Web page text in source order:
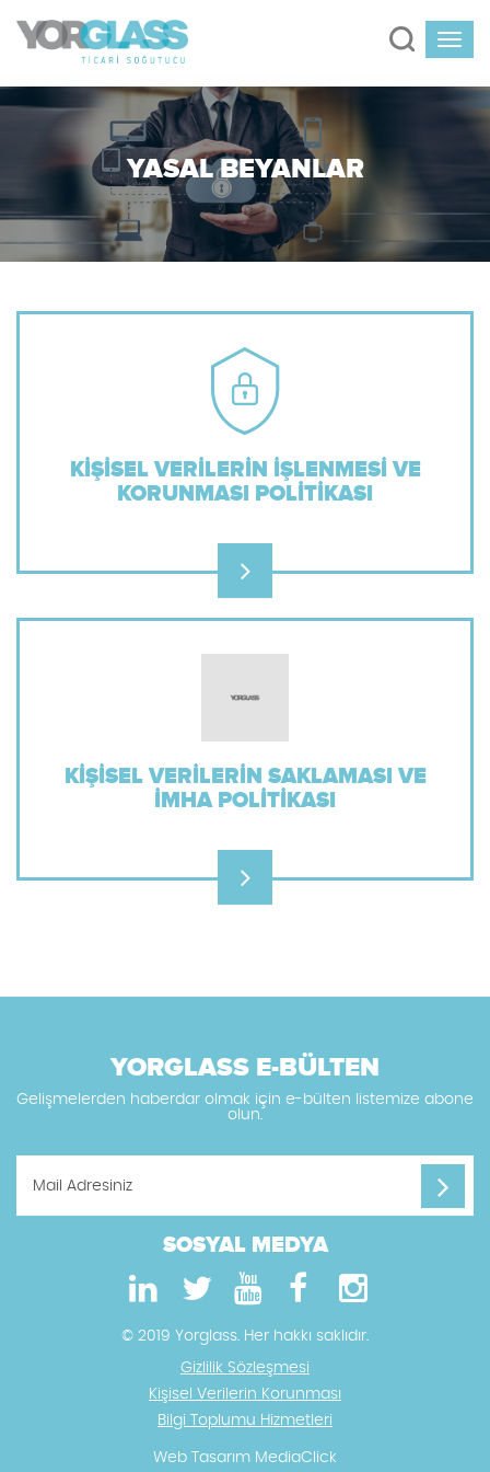
YASAL BEYANLAR
KIŞISEL VERILERIN İŞLENMESI VE
KORUNMASI POLITIKASI
KIŞISEL VERILERIN SAKLAMASI VE
İMHA POLITIKASI
YORGLASS E-BÜLTEN
Gelişmelerden haberdar olmak için e-bülten listemize abone
olun.
SOSYAL MEDYA
© 2019 Yorglass. Her hakkı saklıdır.
Gizlilik Sözleşmesi
Kişisel Verilerin Korunması
Bilgi Toplumu Hizmetleri
Web Tasarım MediaClick